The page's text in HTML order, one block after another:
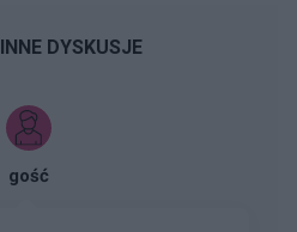
DYSKUSJE
gość